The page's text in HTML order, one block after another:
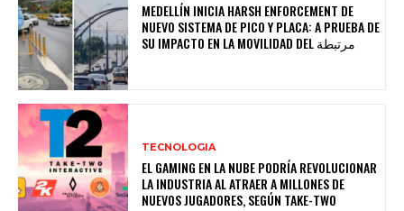
MEDELLÍN INICIA HARSH ENFORCEMENT DE
NUEVO SISTEMA DE PICO Y PLACA: A PRUEBA DE
SU IMPACTO EN LA MOVILIDAD DEL مرتبطة
TECNOLOGIA
EL GAMING EN LA NUBE PODRÍA REVOLUCIONAR
LA INDUSTRIA AL ATRAER A MILLONES DE
NUEVOS JUGADORES, SEGÚN TAKE-TWO